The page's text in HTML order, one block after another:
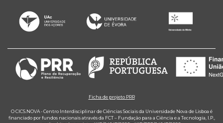
Ficha de projeto PRR
O CICS.NOVA - Centro Interdisciplinar de Ciências Sociais da Universidade Nova de Lisboa é
financiado por fundos nacionais através da FCT – Fundação para a Ciência e a Tecnologia, I.P.,